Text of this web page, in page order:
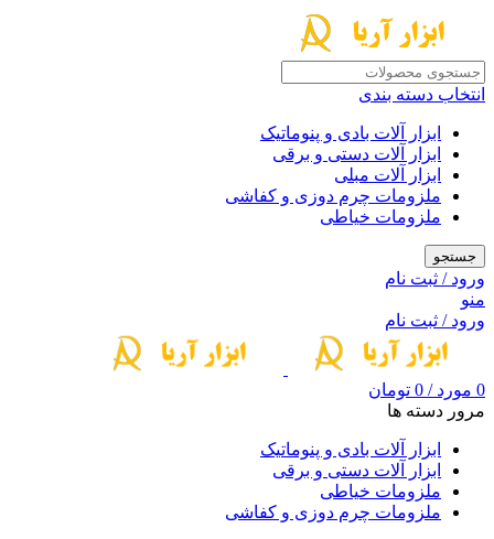
انتخاب دسته بندی
ابزار آلات بادی و پنوماتیک
ابزار آلات دستی و برقی
ابزار آلات مبلی
ملزومات چرم دوزی و کفاشی
ملزومات خیاطی
جستجو
ورود / ثبت نام
منو
ورود / ثبت نام
0 مورد /
0 تومان
مرور دسته ها
ابزار آلات بادی و پنوماتیک
ابزار آلات دستی و برقی
ملزومات خیاطی
ملزومات چرم دوزی و کفاشی